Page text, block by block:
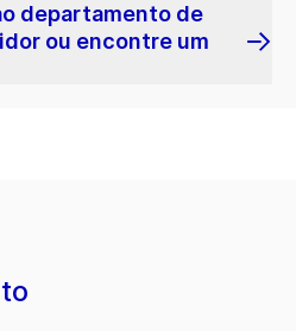
departamento de
ou encontre um